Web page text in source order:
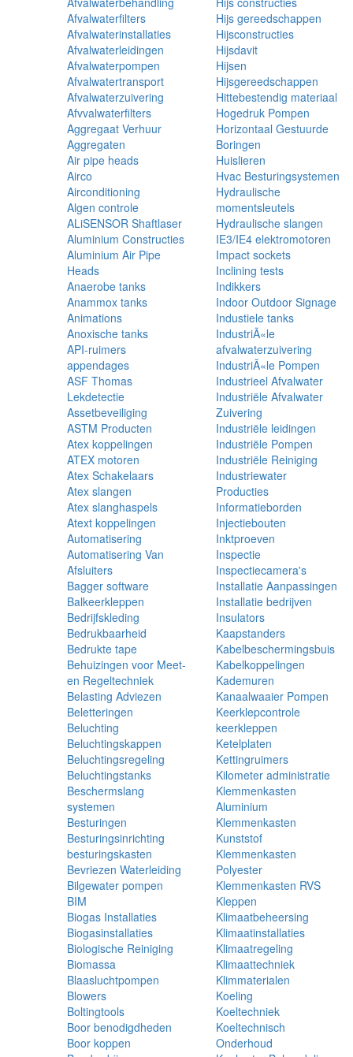
Afvalwaterfilters
Afvalwaterinstallaties
Afvalwaterleidingen
Afvalwaterpompen
Afvalwatertransport
Afvalwaterzuivering
Afvvalwaterfilters
Aggregaat Verhuur
Aggregaten
Air pipe heads
Airco
Airconditioning
Algen controle
ALiSENSOR Shaftlaser
Aluminium Constructies
Aluminium Air Pipe
Heads
Anaerobe tanks
Anammox tanks
Animations
Anoxische tanks
API-ruimers
appendages
ASF Thomas
Lekdetectie
Assetbeveiliging
ASTM Producten
Atex koppelingen
ATEX motoren
Atex Schakelaars
Atex slangen
Atex slanghaspels
Atext koppelingen
Automatisering
Automatisering Van
Afsluiters
Bagger software
Balkeerkleppen
Bedrijfskleding
Bedrukbaarheid
Bedrukte tape
Behuizingen voor Meet-
en Regeltechniek
Belasting Adviezen
Beletteringen
Beluchting
Beluchtingskappen
Beluchtingsregeling
Beluchtingstanks
Beschermslang
systemen
Besturingen
Besturingsinrichting
besturingskasten
Bevriezen Waterleiding
Bilgewater pompen
BIM
Biogas Installaties
Biogasinstallaties
Biologische Reiniging
Biomassa
Blaasluchtpompen
Blowers
Boltingtools
Boor benodigdheden
Boor koppen
Hijs gereedschappen
Hijsconstructies
Hijsdavit
Hijsen
Hijsgereedschappen
Hittebestendig materiaal
Hogedruk Pompen
Horizontaal Gestuurde
Boringen
Huislieren
Hvac Besturingsystemen
Hydraulische
momentsleutels
Hydraulische slangen
IE3/IE4 elektromotoren
Impact sockets
Inclining tests
Indikkers
Indoor Outdoor Signage
Industiele tanks
IndustriÃ«le
afvalwaterzuivering
IndustriÃ«le Pompen
Industrieel Afvalwater
Industriële Afvalwater
Zuivering
Industriële leidingen
Industriële Pompen
Industriële Reiniging
Industriewater
Producties
Informatieborden
Injectiebouten
Inktproeven
Inspectie
Inspectiecamera's
Installatie Aanpassingen
Installatie bedrijven
Insulators
Kaapstanders
Kabelbeschermingsbuis
Kabelkoppelingen
Kademuren
Kanaalwaaier Pompen
Keerklepcontrole
keerkleppen
Ketelplaten
Kettingruimers
Kilometer administratie
Klemmenkasten
Aluminium
Klemmenkasten
Kunststof
Klemmenkasten
Polyester
Klemmenkasten RVS
Kleppen
Klimaatbeheersing
Klimaatinstallaties
Klimaatregeling
Klimaattechniek
Klimmaterialen
Koeling
Koeltechniek
Koeltechnisch
Onderhoud